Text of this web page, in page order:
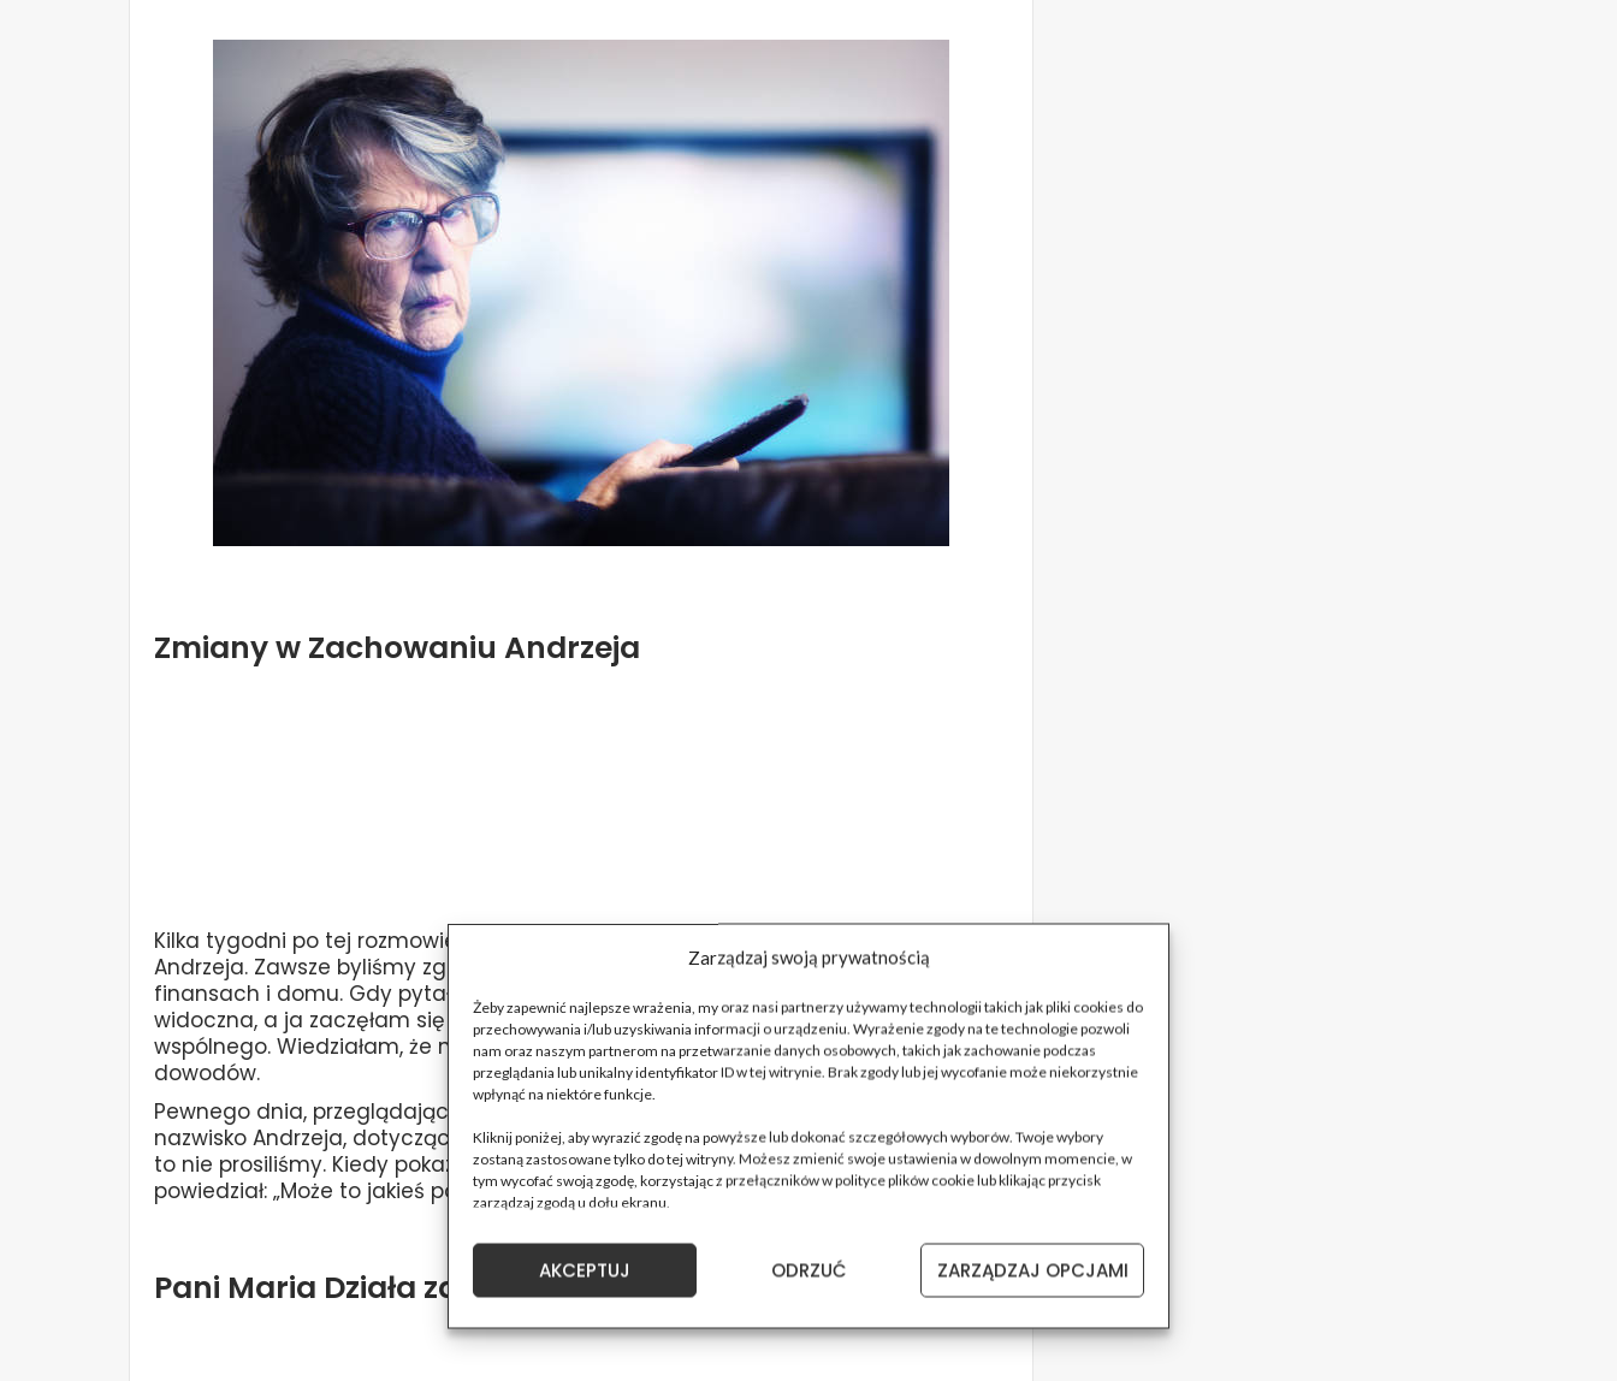
Zarządzaj swoją prywatnością
Żeby zapewnić najlepsze wrażenia, my oraz nasi partnerzy używamy technologii takich jak pliki cookies do
przechowywania i/lub uzyskiwania informacji o urządzeniu. Wyrażenie zgody na te technologie pozwoli
nam oraz naszym partnerom na przetwarzanie danych osobowych, takich jak zachowanie podczas
przeglądania lub unikalny identyfikator ID w tej witrynie. Brak zgody lub jej wycofanie może niekorzystnie
wpłynąć na niektóre funkcje.
Kliknij poniżej, aby wyrazić zgodę na powyższe lub dokonać szczegółowych wyborów. Twoje wybory
zostaną zastosowane tylko do tej witryny. Możesz zmienić swoje ustawienia w dowolnym momencie, w
tym wycofać swoją zgodę, korzystając z przełączników w polityce plików cookie lub klikając przycisk
zarządzaj zgodą u dołu ekranu.
AKCEPTUJ ODRZUĆ ZARZĄDZAJ OPCJAMI
Zmiany w Zachowaniu Andrzeja
Kilka tygodni po tej rozmowie zaczęłam zauważać zmiany w zachowaniu
Andrzeja. Zawsze byliśmy zgodnym małżeństwem, ale teraz unikał rozmów o
finansach i domu. Gdy pytałam, co się dzieje, zbywał mnie. Jego nerwowość była
widoczna, a ja zaczęłam się zastanawiać, czy pani Maria miała z tym coś
wspólnego. Wiedziałam, że nie odpuszcza łatwo, ale nie miałam konkretnych
dowodów.
Pewnego dnia, przeglądając skrzynkę pocztową, natknęłam się na kilka listów na
nazwisko Andrzeja, dotyczących ubezpieczenia domu. Zdziwiłam się, bo nigdy o
to nie prosiliśmy. Kiedy pokazałam mu te dokumenty, tylko wzruszył ramionami i
powiedział: „Może to jakieś pomyłki”. Nie byłam przekonana, że to przypadek.
Pani Maria Działa za Kulami